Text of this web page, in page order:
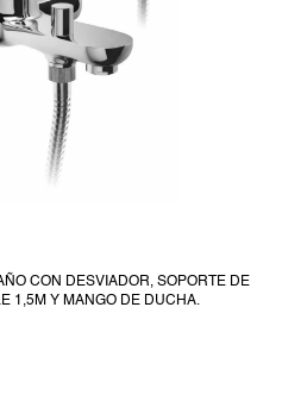
CON DESVIADOR, SOPORTE DE
1,5M Y MANGO DE DUCHA.